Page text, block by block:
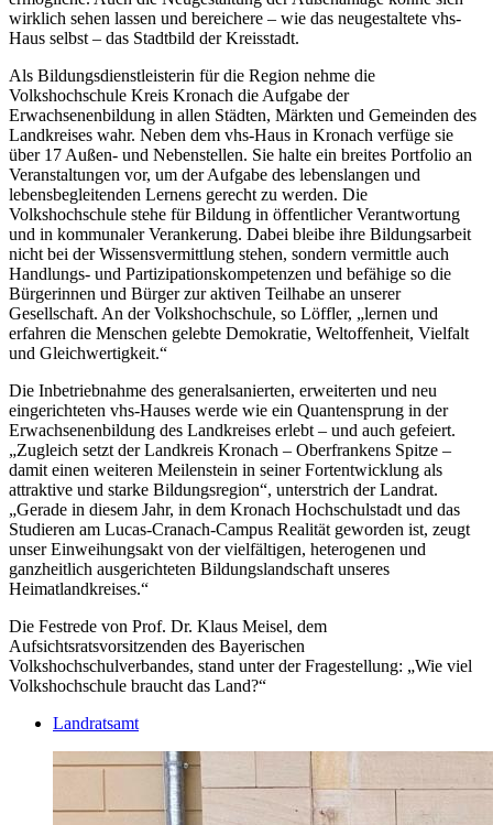
wirklich sehen lassen und bereichere – wie das neugestaltete vhs-
Haus selbst – das Stadtbild der Kreisstadt.
Als Bildungsdienstleisterin für die Region nehme die
Volkshochschule Kreis Kronach die Aufgabe der
Erwachsenenbildung in allen Städten, Märkten und Gemeinden des
Landkreises wahr. Neben dem vhs-Haus in Kronach verfüge sie
über 17 Außen- und Nebenstellen. Sie halte ein breites Portfolio an
Veranstaltungen vor, um der Aufgabe des lebenslangen und
lebensbegleitenden Lernens gerecht zu werden. Die
Volkshochschule stehe für Bildung in öffentlicher Verantwortung
und in kommunaler Verankerung. Dabei bleibe ihre Bildungsarbeit
nicht bei der Wissensvermittlung stehen, sondern vermittle auch
Handlungs- und Partizipationskompetenzen und befähige so die
Bürgerinnen und Bürger zur aktiven Teilhabe an unserer
Gesellschaft. An der Volkshochschule, so Löffler, „lernen und
erfahren die Menschen gelebte Demokratie, Weltoffenheit, Vielfalt
und Gleichwertigkeit.“
Die Inbetriebnahme des generalsanierten, erweiterten und neu
eingerichteten vhs-Hauses werde wie ein Quantensprung in der
Erwachsenenbildung des Landkreises erlebt – und auch gefeiert.
„Zugleich setzt der Landkreis Kronach – Oberfrankens Spitze –
damit einen weiteren Meilenstein in seiner Fortentwicklung als
attraktive und starke Bildungsregion“, unterstrich der Landrat.
„Gerade in diesem Jahr, in dem Kronach Hochschulstadt und das
Studieren am Lucas-Cranach-Campus Realität geworden ist, zeugt
unser Einweihungsakt von der vielfältigen, heterogenen und
ganzheitlich ausgerichteten Bildungslandschaft unseres
Heimatlandkreises.“
Die Festrede von Prof. Dr. Klaus Meisel, dem
Aufsichtsratsvorsitzenden des Bayerischen
Volkshochschulverbandes, stand unter der Fragestellung: „Wie viel
Volkshochschule braucht das Land?“
Landratsamt